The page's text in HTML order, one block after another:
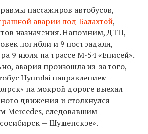
пассажиров автобусов,
аварии под Балахтой,
назначения. Напомним, ДТП,
погибли и 9 пострадали,
9 июля на трассе М-54 «Енисей».
авария произошла из-за того,
Hyundai направлением
на мокрой дороге выехал
движения и столкнулся
Mercedes, следовавшим
— Шушенское».